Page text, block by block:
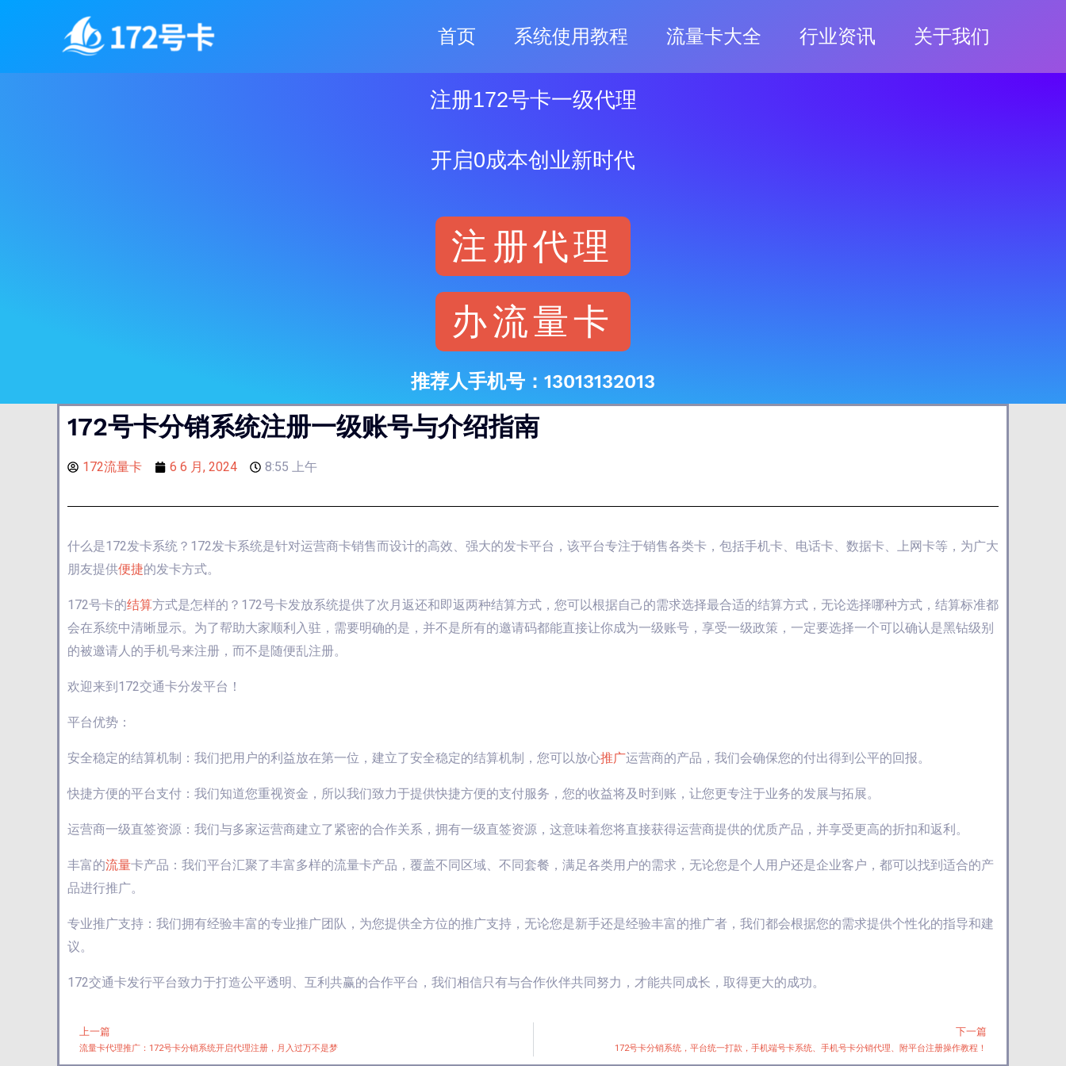
首页 系统使用教程 流量卡大全 行业资讯 关于我们
注册172号卡一级代理
开启0成本创业新时代
注册代理
办流量卡
推荐人手机号：13013132013
172号卡分销系统注册一级账号与介绍指南
172流量卡 6 6 月, 2024 8:55 上午
什么是172发卡系统？172发卡系统是针对运营商卡销售而设计的高效、强大的发卡平台，该平台专注于销售各类卡，包括手机卡、电话卡、数据卡、上网卡等，为广大
朋友提供便捷的发卡方式。
172号卡的结算方式是怎样的？172号卡发放系统提供了次月返还和即返两种结算方式，您可以根据自己的需求选择最合适的结算方式，无论选择哪种方式，结算标准都
会在系统中清晰显示。为了帮助大家顺利入驻，需要明确的是，并不是所有的邀请码都能直接让你成为一级账号，享受一级政策，一定要选择一个可以确认是黑钻级别
的被邀请人的手机号来注册，而不是随便乱注册。
欢迎来到172交通卡分发平台！
平台优势：
安全稳定的结算机制：我们把用户的利益放在第一位，建立了安全稳定的结算机制，您可以放心推广运营商的产品，我们会确保您的付出得到公平的回报。
快捷方便的平台支付：我们知道您重视资金，所以我们致力于提供快捷方便的支付服务，您的收益将及时到账，让您更专注于业务的发展与拓展。
运营商一级直签资源：我们与多家运营商建立了紧密的合作关系，拥有一级直签资源，这意味着您将直接获得运营商提供的优质产品，并享受更高的折扣和返利。
丰富的流量卡产品：我们平台汇聚了丰富多样的流量卡产品，覆盖不同区域、不同套餐，满足各类用户的需求，无论您是个人用户还是企业客户，都可以找到适合的产
品进行推广。
专业推广支持：我们拥有经验丰富的专业推广团队，为您提供全方位的推广支持，无论您是新手还是经验丰富的推广者，我们都会根据您的需求提供个性化的指导和建
议。
172交通卡发行平台致力于打造公平透明、互利共赢的合作平台，我们相信只有与合作伙伴共同努力，才能共同成长，取得更大的成功。
Prev
上一篇
流量卡代理推广：172号卡分销系统开启代理注册，月入过万不是梦
下一篇
172号卡分销系统，平台统一打款，手机端号卡系统、手机号卡分销代理、附平台注册操作教程！